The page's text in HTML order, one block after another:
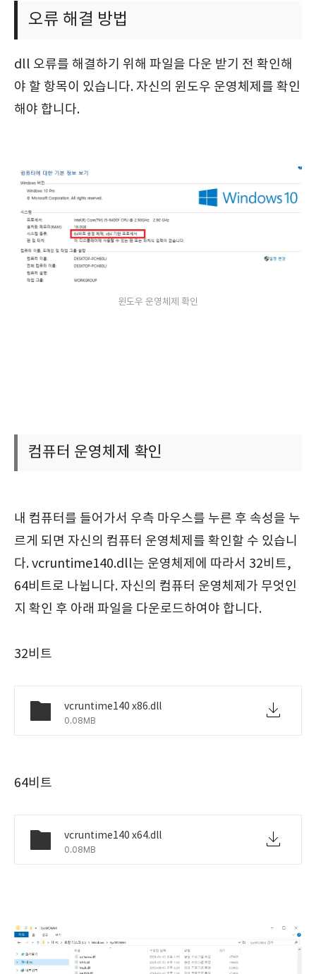
오류 해결 방법
dll 오류를 해결하기 위해 파일을 다운 받기 전 확인해
야 할 항목이 있습니다. 자신의 윈도우 운영체제를 확인
해야 합니다.
윈도우 운영체제 확인
컴퓨터 운영체제 확인
내 컴퓨터를 들어가서 우측 마우스를 누른 후 속성을 누
르게 되면 자신의 컴퓨터 운영체제를 확인할 수 있습니
다. vcruntime140.dll는 운영체제에 따라서 32비트,
64비트로 나뉩니다. 자신의 컴퓨터 운영체제가 무엇인
지 확인 후 아래 파일을 다운로드하여야 합니다.
32비트
vcruntime140 x86.dll
0.08MB
64비트
vcruntime140 x64.dll
0.08MB